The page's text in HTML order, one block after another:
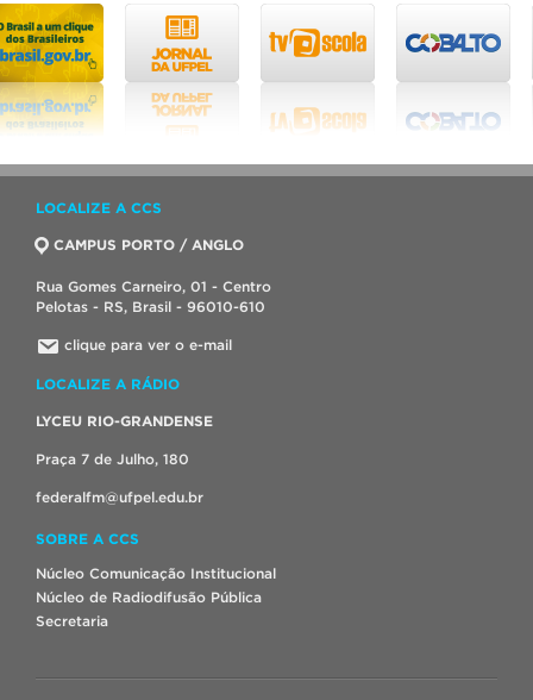
LOCALIZE A CCS
CAMPUS PORTO / ANGLO
Rua Gomes Carneiro, 01 - Centro
Pelotas - RS, Brasil - 96010-610
clique para ver o e-mail
LOCALIZE A RÁDIO
LYCEU RIO-GRANDENSE
Praça 7 de Julho, 180
federalfm@ufpel.edu.br
SOBRE A CCS
Núcleo Comunicação Institucional
Núcleo de Radiodifusão Pública
Secretaria